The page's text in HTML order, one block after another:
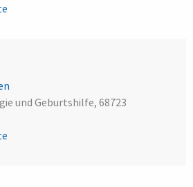
und Geburtshilfe, 68723